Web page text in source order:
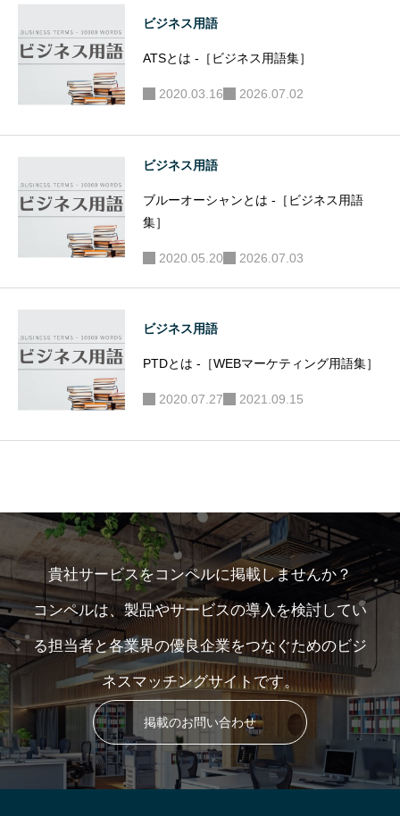
ビジネス用語
ATSとは -［ビジネス用語集］
2020.03.16 2026.07.02
ビジネス用語
ブルーオーシャンとは -［ビジネス用語
集］
2020.05.20 2026.07.03
ビジネス用語
PTDとは -［WEBマーケティング用語集］
2020.07.27 2021.09.15
貴社サービスをコンペルに掲載しませんか？
コンペルは、製品やサービスの導入を検討してい
る担当者と各業界の優良企業をつなぐためのビジ
ネスマッチングサイトです。
掲載のお問い合わせ